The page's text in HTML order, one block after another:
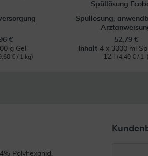
€
g Gel
€ / 1 kg)
Spüllösung
Spüllösung,
52,79 €
Inhalt 4 x 3000 ml
12 l
(4,40 € / 1 l)
Polyhexanid.